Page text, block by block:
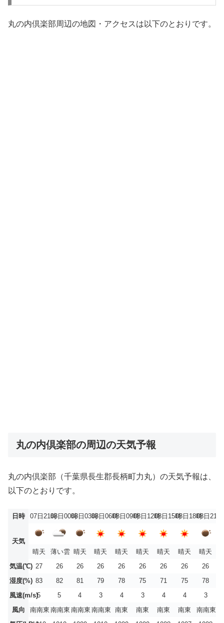
丸の内倶楽部周辺の地図・アクセスは以下のとおりです。
丸の内倶楽部の周辺の天気予報
丸の内倶楽部（千葉県長生郡長柄町力丸）の天気予報は、
以下のとおりです。
日時 07日21時08日00時08日03時08日06時08日09時08日12時08日15時08日18時08日21時
天気
晴天
薄い雲 晴天 晴天 晴天 晴天 晴天 晴天
晴天
気温(℃) 27 26 26 26 26 26 26 26
26
湿度(%) 83 82 81 79 78 75 71 75
78
風速(m/s)5 5 4 3 4 3 4 4
3
風向
南南東 南南東 南南東 南南東 南東 南東 南東 南東
南南東